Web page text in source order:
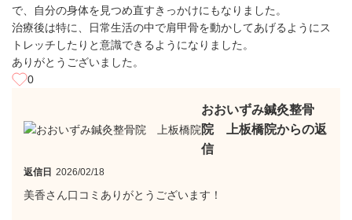
で、自分の身体を見つめ直すきっかけにもなりました。
治療後は特に、日常生活の中で肩甲骨を動かしてあげるようにス
トレッチしたりと意識できるようになりました。
ありがとうございました。
0
おおいずみ鍼灸整骨
院 上板橋院からの返
信
返信日 2026/02/18
美香さん口コミありがとうございます！